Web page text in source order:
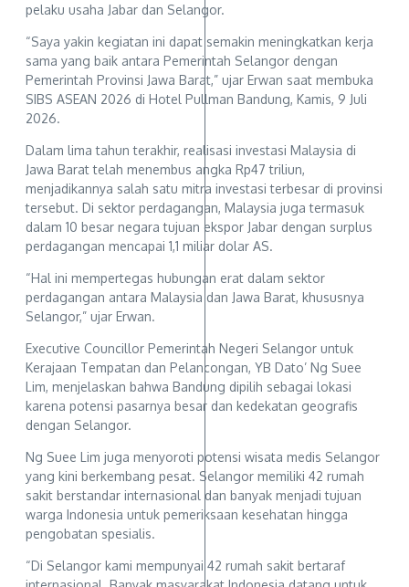
pelaku usaha Jabar dan Selangor.
“Saya yakin kegiatan ini dapat semakin meningkatkan kerja
sama yang baik antara Pemerintah Selangor dengan
Pemerintah Provinsi Jawa Barat,” ujar Erwan saat membuka
SIBS ASEAN 2026 di Hotel Pullman Bandung, Kamis, 9 Juli
2026.
Dalam lima tahun terakhir, realisasi investasi Malaysia di
Jawa Barat telah menembus angka Rp47 triliun,
menjadikannya salah satu mitra investasi terbesar di provinsi
tersebut. Di sektor perdagangan, Malaysia juga termasuk
dalam 10 besar negara tujuan ekspor Jabar dengan surplus
perdagangan mencapai 1,1 miliar dolar AS.
“Hal ini mempertegas hubungan erat dalam sektor
perdagangan antara Malaysia dan Jawa Barat, khususnya
Selangor,” ujar Erwan.
Executive Councillor Pemerintah Negeri Selangor untuk
Kerajaan Tempatan dan Pelancongan, YB Dato’ Ng Suee
Lim, menjelaskan bahwa Bandung dipilih sebagai lokasi
karena potensi pasarnya besar dan kedekatan geografis
dengan Selangor.
Ng Suee Lim juga menyoroti potensi wisata medis Selangor
yang kini berkembang pesat. Selangor memiliki 42 rumah
sakit berstandar internasional dan banyak menjadi tujuan
warga Indonesia untuk pemeriksaan kesehatan hingga
pengobatan spesialis.
“Di Selangor kami mempunyai 42 rumah sakit bertaraf